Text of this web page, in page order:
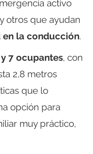
activo
otros que ayudan
en la conducción.
7 ocupantes, con
2,8 metros
que lo
opción para
muy práctico,